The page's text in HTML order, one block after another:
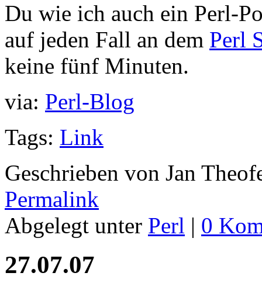
Du wie ich auch ein Perl-
auf jeden Fall an dem Perl
keine fünf Minuten.
via: Perl-Blog
Tags: Link
Geschrieben von Jan
Permalink
Abgelegt unter Perl | 0
27.07.07